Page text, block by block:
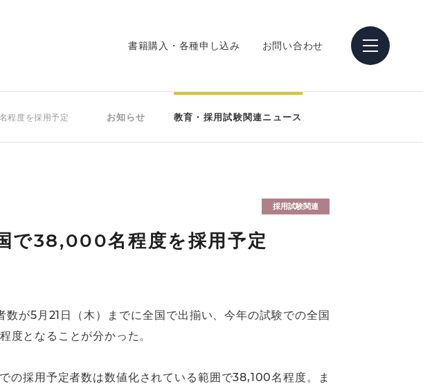
書籍購入・各種申し込み お問い合わせ
程度を採用予定 お知らせ 教育・採用試験関連ニュース
採用試験関連
で38,000名程度を採用予定
が5月21日（木）までに全国で出揃い、今年の試験での全国
となることが分かった。
採用予定者数は数値化されている範囲で38,100名程度。ま